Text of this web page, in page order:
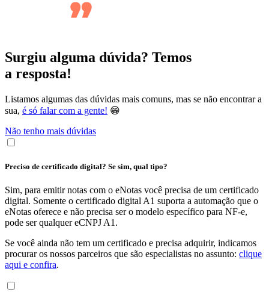
Surgiu alguma dúvida? Temos
a resposta!
Listamos algumas das dúvidas mais comuns, mas se não encontrar a
sua, é só falar com a gente! 😁
Não tenho mais dúvidas
Preciso de certificado digital? Se sim, qual tipo?
Sim, para emitir notas com o eNotas você precisa de um certificado
digital. Somente o certificado digital A1 suporta a automação que o
eNotas oferece e não precisa ser o modelo específico para NF-e,
pode ser qualquer eCNPJ A1.
Se você ainda não tem um certificado e precisa adquirir, indicamos
procurar os nossos parceiros que são especialistas no assunto: clique
aqui e confira.